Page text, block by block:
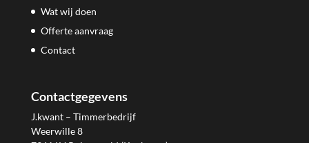
Wat wij doen
Offerte aanvraag
Contact
Contactgegevens
J.kwant – Timmerbedrijf
Weerwille 8